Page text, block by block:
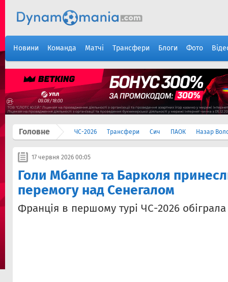
Новини Команда Матчі Трансфери Блоги Фото
Головне ЧС-2026 Трансфери Сич ПАОК Назар
17 червня 2026 00:05
Голи Мбаппе та Барколя
перемогу над Сенегалом
Франція в першому турі ЧС-2026